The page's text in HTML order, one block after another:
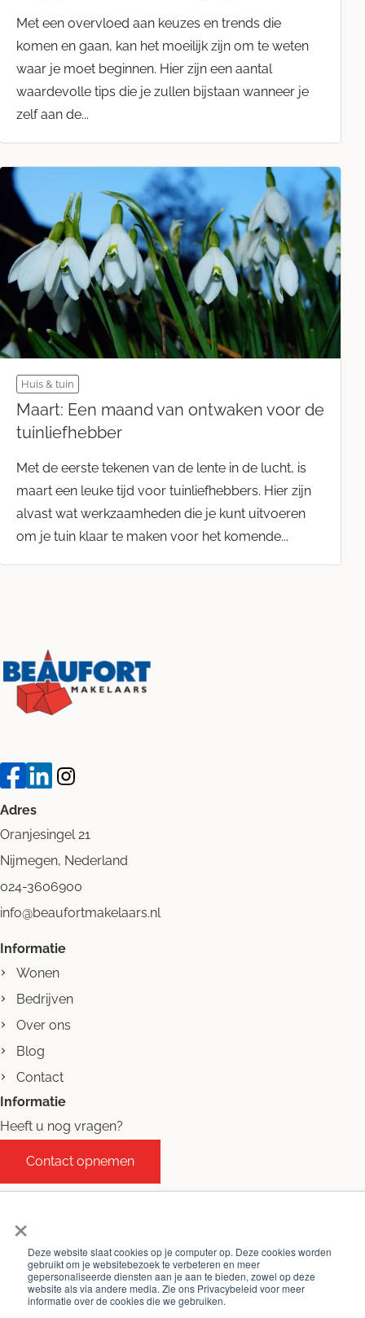
×
Deze website slaat cookies op je computer op. Deze cookies worden
gebruikt om je websitebezoek te verbeteren en meer
gepersonaliseerde diensten aan je aan te bieden, zowel op deze
website als via andere media. Zie ons Privacybeleid voor meer
informatie over de cookies die we gebruiken.
Met een overvloed aan keuzes en trends die
komen en gaan, kan het moeilijk zijn om te weten
waar je moet beginnen. Hier zijn een aantal
waardevolle tips die je zullen bijstaan wanneer je
zelf aan de...
Huis & tuin
Maart: Een maand van ontwaken voor de
tuinliefhebber
Met de eerste tekenen van de lente in de lucht, is
maart een leuke tijd voor tuinliefhebbers. Hier zijn
alvast wat werkzaamheden die je kunt uitvoeren
om je tuin klaar te maken voor het komende...
Adres
Oranjesingel 21
Nijmegen, Nederland
024-3606900
info@beaufortmakelaars.nl
Informatie
Wonen
Bedrijven
Over ons
Blog
Contact
Informatie
Heeft u nog vragen?
Contact opnemen
©Beaufort Makelaars 2026-Algemene voorwaarden